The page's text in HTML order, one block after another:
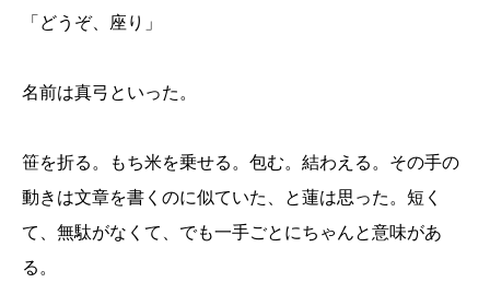
「どうぞ、座り」
名前は真弓といった。
笹を折る。もち米を乗せる。包む。結わえる。その手の
動きは文章を書くのに似ていた、と蓮は思った。短く
て、無駄がなくて、でも一手ごとにちゃんと意味があ
る。